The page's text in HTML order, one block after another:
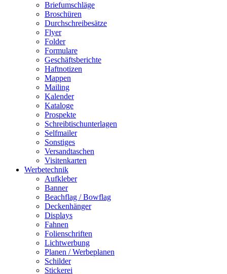
Briefumschläge
Broschüren
Durchschreibesätze
Flyer
Folder
Formulare
Geschäftsberichte
Haftnotizen
Mappen
Mailing
Kalender
Kataloge
Prospekte
Schreibtischunterlagen
Selfmailer
Sonstiges
Versandtaschen
Visitenkarten
Werbetechnik
Aufkleber
Banner
Beachflag / Bowflag
Deckenhänger
Displays
Fahnen
Folienschriften
Lichtwerbung
Planen / Werbeplanen
Schilder
Stickerei